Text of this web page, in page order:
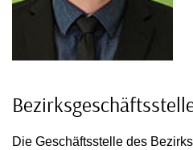
Die Geschäftsstelle des